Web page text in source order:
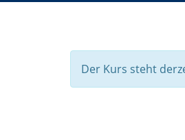
Der Kurs steht